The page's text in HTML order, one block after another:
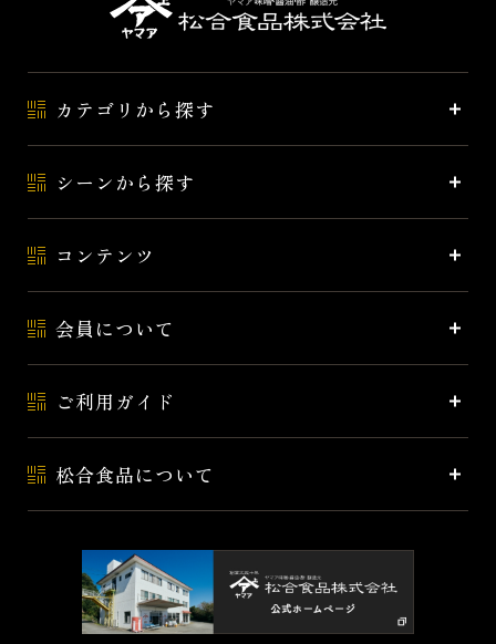
カテゴリから探す
シーンから探す
コンテンツ
会員について
ご利用ガイド
松合食品について